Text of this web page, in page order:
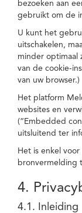
bezoeken aan
gebruikt om de
U kunt het
uitschakelen,
minder optimaal
van de cookie-
van uw browser.)
Het platform
websites en
(“Embedded
uitsluitend ter
Het is enkel
bronvermelding
4.
4.1. Inleiding